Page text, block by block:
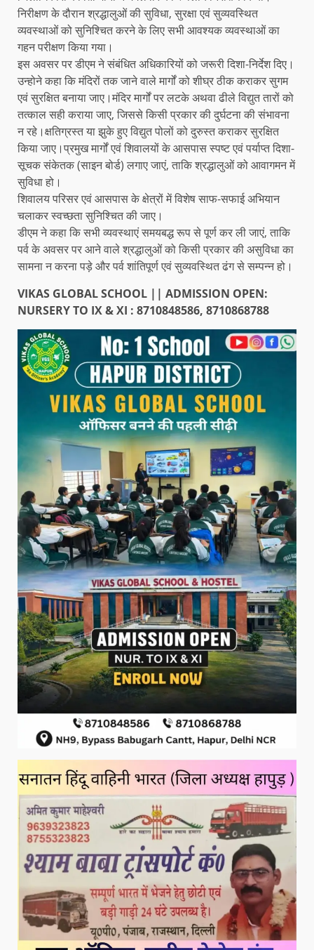
निरीक्षण के दौरान श्रद्धालुओं की सुविधा, सुरक्षा एवं सुव्यवस्थित
व्यवस्थाओं को सुनिश्चित करने के लिए सभी आवश्यक व्यवस्थाओं का
गहन परीक्षण किया गया।
इस अवसर पर डीएम ने संबंधित अधिकारियों को जरूरी दिशा-निर्देश दिए।
उन्होने कहा कि मंदिरों तक जाने वाले मार्गों को शीघ्र ठीक कराकर सुगम
एवं सुरक्षित बनाया जाए।मंदिर मार्गों पर लटके अथवा ढीले विद्युत तारों को
तत्काल सही कराया जाए, जिससे किसी प्रकार की दुर्घटना की संभावना
न रहे।क्षतिग्रस्त या झुके हुए विद्युत पोलों को दुरुस्त कराकर सुरक्षित
किया जाए।प्रमुख मार्गों एवं शिवालयों के आसपास स्पष्ट एवं पर्याप्त दिशा-
सूचक संकेतक (साइन बोर्ड) लगाए जाएं, ताकि श्रद्धालुओं को आवागमन में
सुविधा हो।
शिवालय परिसर एवं आसपास के क्षेत्रों में विशेष साफ-सफाई अभियान
चलाकर स्वच्छता सुनिश्चित की जाए।
डीएम ने कहा कि सभी व्यवस्थाएं समयबद्ध रूप से पूर्ण कर ली जाएं, ताकि
पर्व के अवसर पर आने वाले श्रद्धालुओं को किसी प्रकार की असुविधा का
सामना न करना पड़े और पर्व शांतिपूर्ण एवं सुव्यवस्थित ढंग से सम्पन्न हो।
VIKAS GLOBAL SCHOOL || ADMISSION OPEN:
NURSERY TO IX & XI : 8710848586, 8710868788